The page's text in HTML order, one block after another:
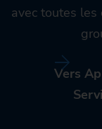
avec toutes les
Vers